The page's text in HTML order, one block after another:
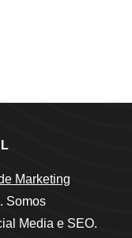
Marketing
Somos
Media e SEO.